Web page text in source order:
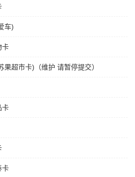
车)
卡
超市卡)（维护 请暂停提交）
卡
卡